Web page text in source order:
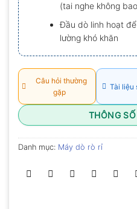
(tai nghe không
Đầu dò linh hoạt
lường khó khăn
Câu hỏi thường
gặp
Tài liệu
THÔNG
Danh mục: Máy dò rò rỉ